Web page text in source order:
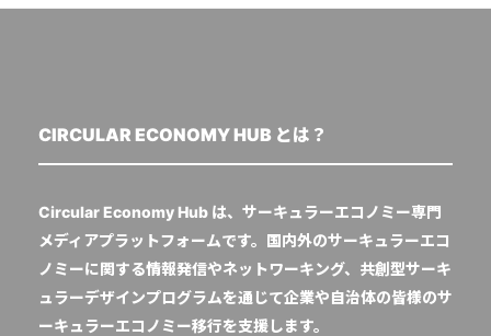
CIRCULAR ECONOMY HUB とは？
Circular Economy Hub は、サーキュラーエコノミー専門
メディアプラットフォームです。国内外のサーキュラーエコ
ノミーに関する情報発信やネットワーキング、共創型サーキ
ュラーデザインプログラムを通じて企業や自治体の皆様のサ
ーキュラーエコノミー移行を支援します。